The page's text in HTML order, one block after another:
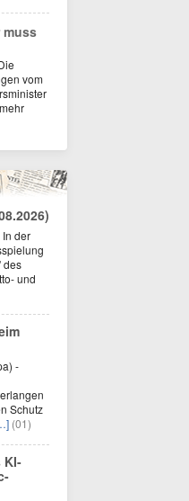
muss
vom
der
des
und
-
Schutz
(01)
KI-